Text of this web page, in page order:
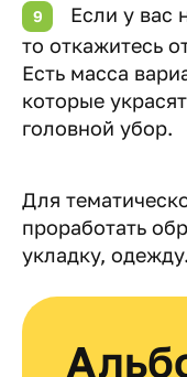
Если у вас
то откажитесь
Есть масса
которые
головной убор.
Для
проработать
укладку, одежду.